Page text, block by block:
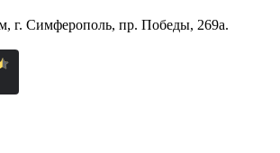
г. Симферополь, пр. Победы, 269а.